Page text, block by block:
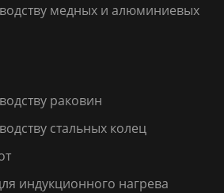
медных и алюминиевых
раковин
стальных колец
индукционного нагрева